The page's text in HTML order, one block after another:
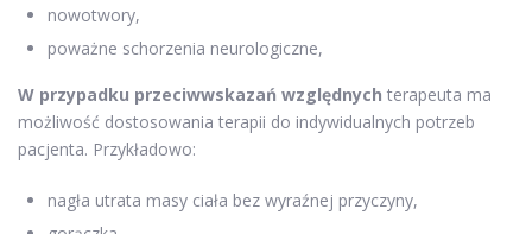
nowotwory,
poważne schorzenia neurologiczne,
W przypadku przeciwwskazań względnych terapeuta ma
możliwość dostosowania terapii do indywidualnych potrzeb
pacjenta. Przykładowo:
nagła utrata masy ciała bez wyraźnej przyczyny,